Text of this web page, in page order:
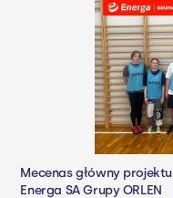
Mecenas główny projektu
Energa SA Grupy ORLEN